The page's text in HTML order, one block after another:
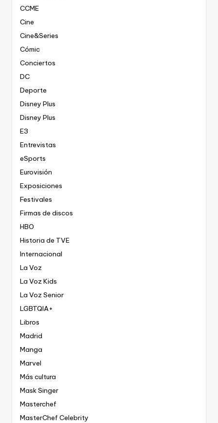
CCME
Cine
Cine&Series
Cómic
Conciertos
DC
Deporte
Disney Plus
Disney Plus
E3
Entrevistas
eSports
Eurovisión
Exposiciones
Festivales
Firmas de discos
HBO
Historia de TVE
Internacional
La Voz
La Voz Kids
La Voz Senior
LGBTQIA+
Libros
Madrid
Manga
Marvel
Más cultura
Mask Singer
Masterchef
MasterChef Celebrity